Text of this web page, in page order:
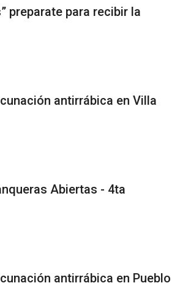
preparate para recibir la
antirrábica en Villa
Abiertas - 4ta
antirrábica en Pueblo